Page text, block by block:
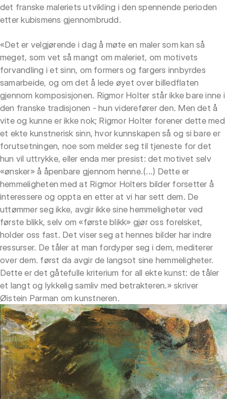
det franske maleriets utvikling i den spennende perioden
etter kubismens gjennombrudd.
«Det er velgjørende i dag å møte en maler som kan så
meget, som vet så mangt om maleriet, om motivets
forvandling i et sinn, om formers og fargers innbyrdes
samarbeide, og om det å lede øyet over billedflaten
gjennom komposisjonen. Rigmor Holter står ikke bare inne i
den franske tradisjonen - hun viderefører den. Men det å
vite og kunne er ikke nok; Rigmor Holter forener dette med
et ekte kunstnerisk sinn, hvor kunnskapen så og si bare er
forutsetningen, noe som melder seg til tjeneste for det
hun vil uttrykke, eller enda mer presist: det motivet selv
«ønsker» å åpenbare gjennom henne.(...) Dette er
hemmeligheten med at Rigmor Holters bilder forsetter å
interessere og oppta en etter at vi har sett dem. De
uttømmer seg ikke, avgir ikke sine hemmeligheter ved
første blikk, selv om «første blikk» gjør oss forelsket,
holder oss fast. Det viser seg at hennes bilder har indre
ressurser. De tåler at man fordyper seg i dem, mediterer
over dem. først da avgir de langsot sine hemmeligheter.
Dette er det gåtefulle kriterium for all ekte kunst: de tåler
et langt og lykkelig samliv med betrakteren.» skriver
Øistein Parman om kunstneren.